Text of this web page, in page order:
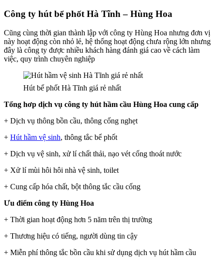
Công ty hút bể phốt Hà Tĩnh – Hùng Hoa
Cũng cùng thời gian thành lập với công ty Hùng Hoa nhưng đơn vị
này hoạt động còn nhỏ lẻ, hệ thống hoạt động chưa rộng lớn nhưng
đây là công ty được nhiều khách hàng đánh giá cao về cách làm
việc, quy trình chuyên nghiệp
Hút bể phốt Hà Tĩnh giá rẻ nhất
Tổng hơp dịch vụ công ty hút hầm cầu Hùng Hoa cung cấp
+ Dịch vụ thông bồn cầu, thông cống nghẹt
+ Hút hầm vệ sinh, thông tắc bể phốt
+ Dịch vụ vệ sinh, xử lí chất thải, nạo vét cống thoát nước
+ Xử lí mùi hôi hôi nhà vệ sinh, toilet
+ Cung cấp hóa chất, bột thông tắc cầu cống
Ưu điểm công ty Hùng Hoa
+ Thời gian hoạt động hơn 5 năm trên thị trường
+ Thương hiệu có tiếng, người dùng tin cậy
+ Miễn phí thông tắc bồn cầu khi sử dụng dịch vụ hút hầm cầu